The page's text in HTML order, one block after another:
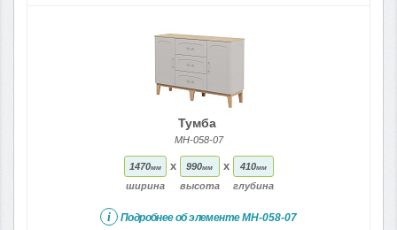
Тумба
МН-058-07
1470мм
ширина
x 990мм
высота
x 410мм
глубина
i Подробнее об элементеМН-058-07